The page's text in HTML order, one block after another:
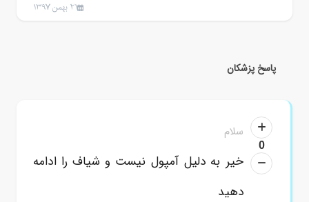
21 بهمن 1397
پاسخ پزشکان
0
سلام
خیر به دلیل آمپول نیست و شیاف را ادامه
دهید